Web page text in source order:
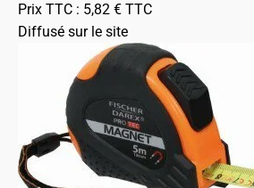
Prix TTC : 5,82 € TTC
Diffusé sur le site